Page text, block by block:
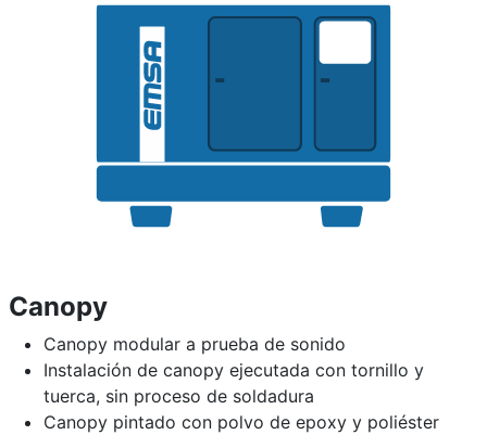
Canopy
Canopy modular a prueba de sonido
Instalación de canopy ejecutada con tornillo y
tuerca, sin proceso de soldadura
Canopy pintado con polvo de epoxy y poliéster